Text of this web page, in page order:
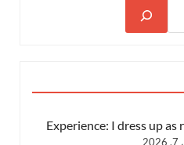
Experience: I dress up as